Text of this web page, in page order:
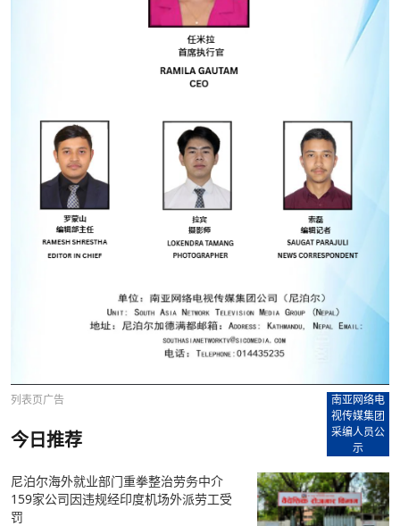
列表页广告
南亚网络电
视传媒集团
采编人员公
示
今日推荐
尼泊尔海外就业部门重拳整治劳务中介
159家公司因违规经印度机场外派劳工受
罚